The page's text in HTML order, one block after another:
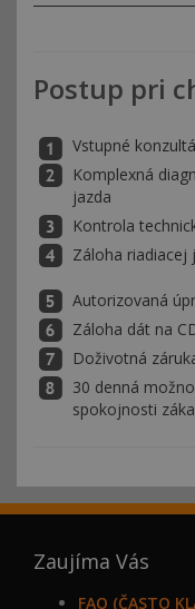
Postup pri
Vstupné
Komplexná
jazda
Kontrola
Záloha riadiacej
Autorizovaná
Záloha dát na
Doživotná
30 denná
spokojnosti
Zaujíma Vás
FAQ (ČASTO